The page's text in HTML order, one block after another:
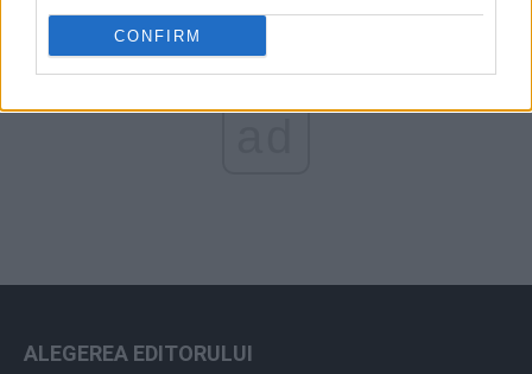
CONFIRM
ALEGEREA EDITORULUI